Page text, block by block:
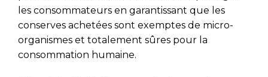
les consommateurs en garantissant que les
conserves achetées sont exemptes de micro-
organismes et totalement sûres pour la
consommation humaine.